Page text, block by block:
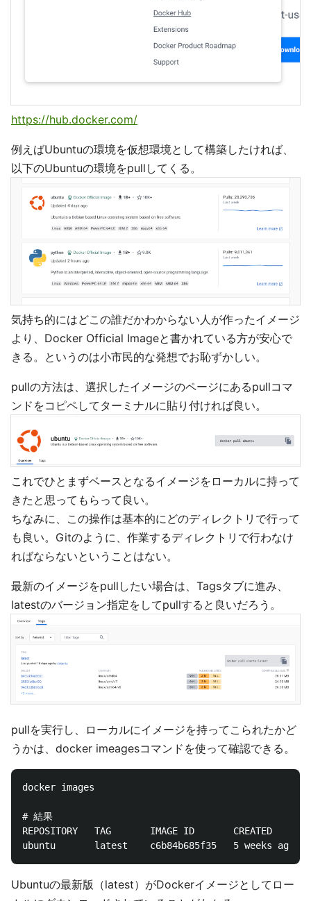
https://hub.docker.com/
例えばUbuntuの環境を仮想環境として構築したければ、
以下のUbuntuの環境をpullしてくる。
気持ち的にはどこの誰だかわからない人が作ったイメージ
より、Docker Official Imageと書かれている方が安心で
きる。というのは小市民的な発想でお恥ずかしい。
pullの方法は、選択したイメージのページにあるpullコマ
ンドをコピペしてターミナルに貼り付ければ良い。
これでひとまずベースとなるイメージをローカルに持って
きたと思ってもらって良い。
ちなみに、この操作は基本的にどのディレクトリで行って
も良い。Gitのように、作業するディレクトリで行わなけ
ればならないということはない。
最新のイメージをpullしたい場合は、Tagsタブに進み、
latestのバージョン指定をしてpullすると良いだろう。
pullを実行し、ローカルにイメージを持ってこられたかど
うかは、docker imeagesコマンドを使って確認できる。
docker images
# 結果
REPOSITORY   TAG       IMAGE ID       CREATED
Ubuntuの最新版（latest）がDockerイメージとしてロー